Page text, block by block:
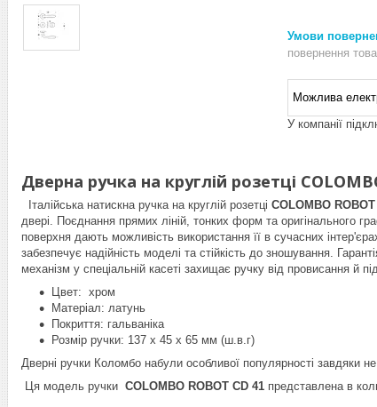
повернення
У компанії
Дверна ручка на круглій розетці
Італійська натискна ручка на круглій розетці COLOMBO
двері. Поєднання прямих ліній, тонких форм та оригінального
поверхня дають можливість використання її в сучасних
забезпечує надійність моделі та стійкість до зношування.
механізм у спеціальній касеті захищає ручку від провисання й
Цвет: хром
Матеріал: латунь
Покриття: гальваніка
Розмір ручки: 137 х 45 х 65 мм (ш.в.г)
Дверні ручки Коломбо набули особливої популярності завдяки
Ця модель ручки COLOMBO ROBOT CD 41 представлена в